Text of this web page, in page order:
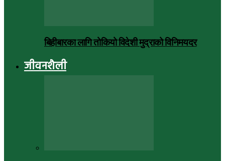
बिहीबारका लागि तोकियो विदेशी मुद्राको विनिमयदर
जीवनशैली